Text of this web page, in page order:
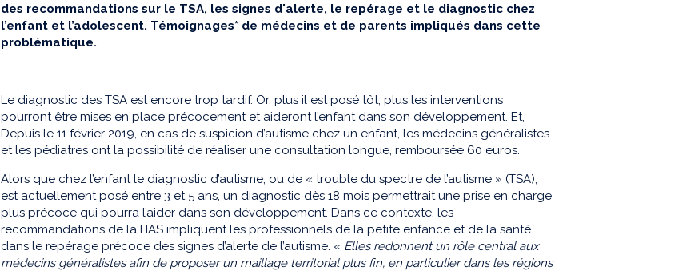
des recommandations sur le TSA, les signes d'alerte, le repérage et le diagnostic chez
l’enfant et l’adolescent. Témoignages* de médecins et de parents impliqués dans cette
problématique.
Le diagnostic des TSA est encore trop tardif. Or, plus il est posé tôt, plus les interventions
pourront être mises en place précocement et aideront l’enfant dans son développement. Et,
Depuis le 11 février 2019, en cas de suspicion d’autisme chez un enfant, les médecins généralistes
et les pédiatres ont la possibilité de réaliser une consultation longue, remboursée 60 euros.
Alors que chez l’enfant le diagnostic d’autisme, ou de « trouble du spectre de l’autisme » (TSA),
est actuellement posé entre 3 et 5 ans, un diagnostic dès 18 mois permettrait une prise en charge
plus précoce qui pourra l’aider dans son développement. Dans ce contexte, les
recommandations de la HAS impliquent les professionnels de la petite enfance et de la santé
dans le repérage précoce des signes d’alerte de l’autisme. « Elles redonnent un rôle central aux
médecins généralistes afin de proposer un maillage territorial plus fin, en particulier dans les régions